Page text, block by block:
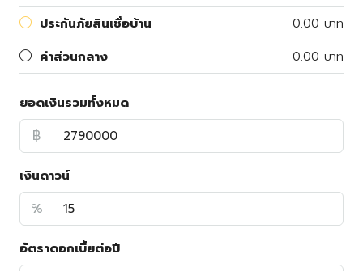
ประกันภัยสินเชื่อบ้าน
0.00 บาท
ค่าส่วนกลาง
0.00 บาท
ยอดเงินรวมทั้งหมด
฿
เงินดาวน์
%
อัตราดอกเบี้ยต่อปี